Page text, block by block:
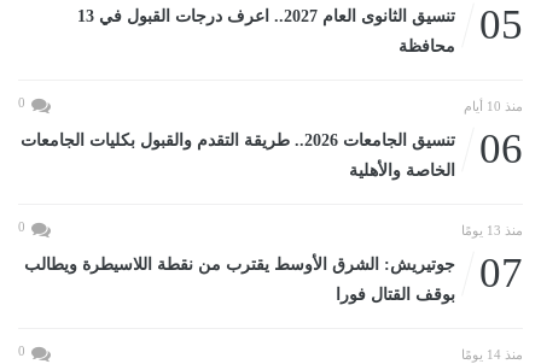
05
تنسيق الثانوى العام 2027.. اعرف درجات القبول في 13
محافظة
منذ 10 أيام 0
06
تنسيق الجامعات 2026.. طريقة التقدم والقبول بكليات الجامعات
الخاصة والأهلية
منذ 13 يومًا 0
07
جوتيريش: الشرق الأوسط يقترب من نقطة اللاسيطرة ويطالب
بوقف القتال فورا
منذ 14 يومًا 0